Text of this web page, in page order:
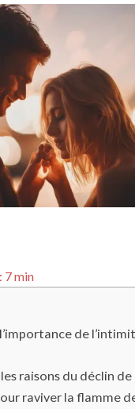
7min
de
raisons du déclin
raviver la flamme